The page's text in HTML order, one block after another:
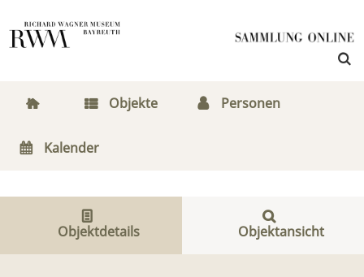
Objekte Personen
Kalender
Objektdetails Objektansicht